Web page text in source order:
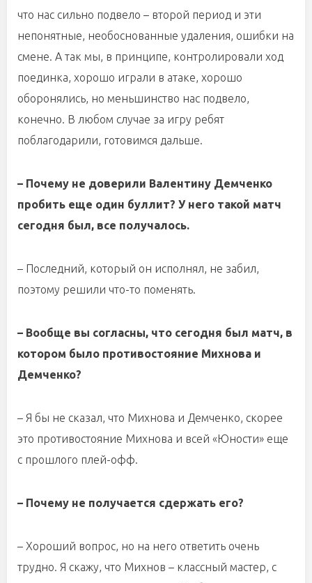
что нас сильно подвело – второй период и эти
непонятные, необоснованные удаления, ошибки на
смене. А так мы, в принципе, контролировали ход
поединка, хорошо играли в атаке, хорошо
оборонялись, но меньшинство нас подвело,
конечно. В любом случае за игру ребят
поблагодарили, готовимся дальше.
– Почему не доверили Валентину Демченко
пробить еще один буллит? У него такой матч
сегодня был, все получалось.
– Последний, который он исполнял, не забил,
поэтому решили что-то поменять.
– Вообще вы согласны, что сегодня был матч, в
котором было противостояние Михнова и
Демченко?
– Я бы не сказал, что Михнова и Демченко, скорее
это противостояние Михнова и всей «Юности» еще
с прошлого плей-офф.
– Почему не получается сдержать его?
– Хороший вопрос, но на него ответить очень
трудно. Я скажу, что Михнов – классный мастер, с